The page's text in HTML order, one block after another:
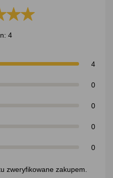
4
4
0
0
0
0
zweryfikowane zakupem.